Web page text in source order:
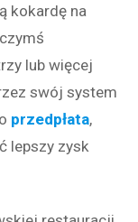
kokardę na
lub więcej
swój system
przedpłata,
lepszy zysk